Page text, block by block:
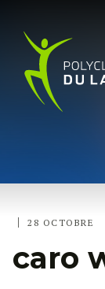
| 28 OCTOBRE
caro